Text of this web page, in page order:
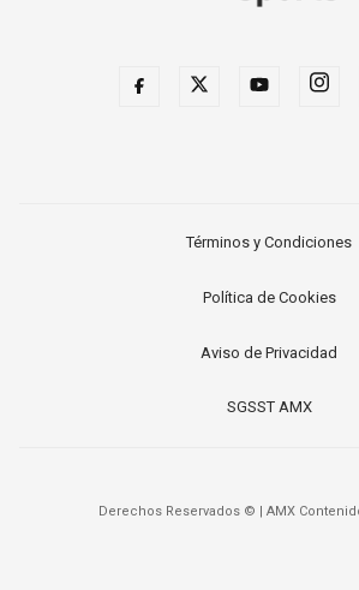
Términos y Condiciones
Política de Cookies
Aviso de Privacidad
SGSST AMX
Derechos Reservados © | AMX